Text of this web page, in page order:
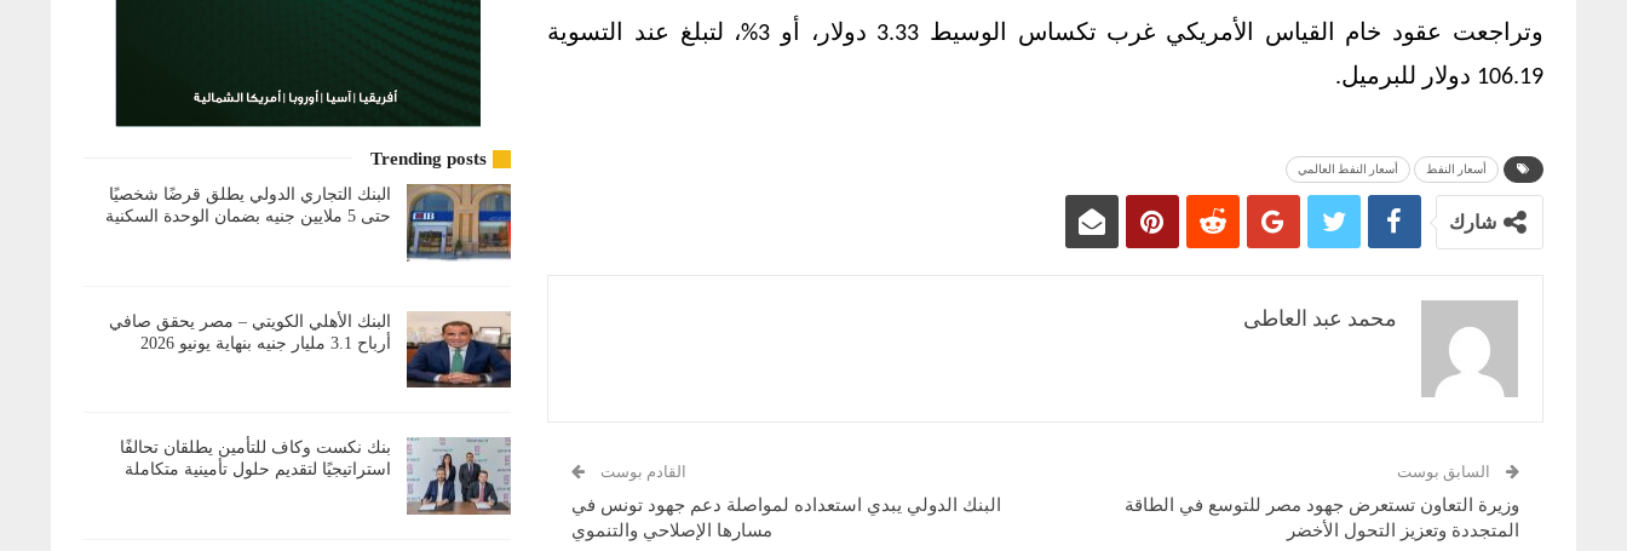
106.19 دولار للبرميل.
أسعار النفط أسعار النفط العالمي
شارك
محمد عبد العاطى
السابق بوست
وزيرة التعاون تستعرض جهود مصر للتوسع في الطاقة
المتجددة وتعزيز التحول الأخضر
القادم بوست
البنك الدولي يبدي استعداده لمواصلة دعم جهود تونس في
مسارها الإصلاحي والتنموي
Trending posts
البنك التجاري الدولي يطلق قرضًا شخصيًا
حتى 5 ملايين جنيه بضمان الوحدة السكنية
البنك الأهلي الكويتي – مصر يحقق صافي
أرباح 3.1 مليار جنيه بنهاية يونيو 2026
بنك نكست وكاف للتأمين يطلقان تحالفًا
استراتيجيًا لتقديم حلول تأمينية متكاملة